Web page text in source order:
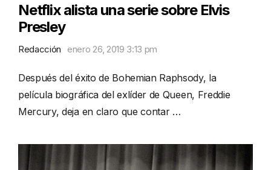
Netflix alista una serie sobre Elvis
Presley
Redacción enero 26, 2019 3:13 pm
Después del éxito de Bohemian Raphsody, la
película biográfica del exlíder de Queen, Freddie
Mercury, deja en claro que contar …